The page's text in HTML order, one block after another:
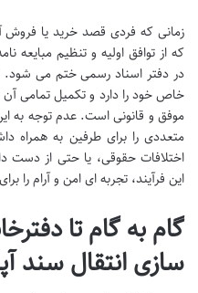
زمانی که فردی قصد خرید یا فروش
که از توافق اولیه و تنظیم مبایعه
در دفتر اسناد رسمی ختم می
خاص خود را دارد و تکمیل تمامی
موفق و قانونی است. عدم توجه به
متعددی را برای طرفین به همراه
اختلافات حقوقی، یا حتی از دست
این فرآیند، تجربه ای امن و آرام را
گام به گام تا
سازی انتقال سند